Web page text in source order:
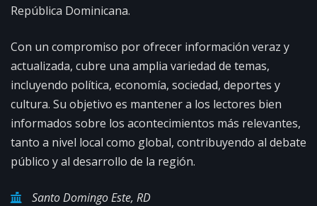
República Dominicana.
Con un compromiso por ofrecer información veraz y
actualizada, cubre una amplia variedad de temas,
incluyendo política, economía, sociedad, deportes y
cultura. Su objetivo es mantener a los lectores bien
informados sobre los acontecimientos más relevantes,
tanto a nivel local como global, contribuyendo al debate
público y al desarrollo de la región.
Santo Domingo Este, RD